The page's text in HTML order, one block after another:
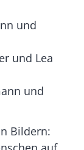
und
und Lea
und
Bildern: